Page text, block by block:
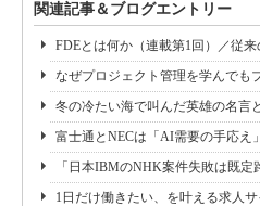
関連記事＆ブログエントリー
FDEとは何か（連載第1回）／従
なぜプロジェクト管理を学んでも
冬の冷たい海で叫んだ英雄の名言
富士通とNECは「AI需要の手応
「日本IBMのNHK案件失敗は既
1日だけ働きたい、を叶える求人サ